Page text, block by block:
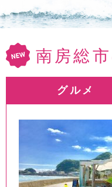
南房総
グルメ